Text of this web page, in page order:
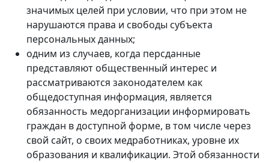
значимых целей при условии, что при этом не
нарушаются права и свободы субъекта
персональных данных;
одним из случаев, когда персданные
представляют общественный интерес и
рассматриваются законодателем как
общедоступная информация, является
обязанность медорганизации информировать
граждан в доступной форме, в том числе через
свой сайт, о своих медработниках, уровне их
образования и квалификации. Этой обязанности